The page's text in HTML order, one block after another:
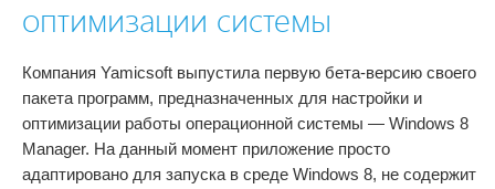
оптимизации системы
Компания Yamicsoft выпустила первую бета-версию своего
пакета программ, предназначенных для настройки и
оптимизации работы операционной системы — Windows 8
Manager. На данный момент приложение просто
адаптировано для запуска в среде Windows 8, не содержит